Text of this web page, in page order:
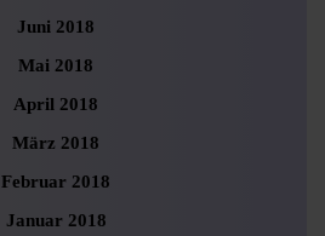
Juni 2018
Mai 2018
April 2018
März 2018
Februar 2018
Januar 2018